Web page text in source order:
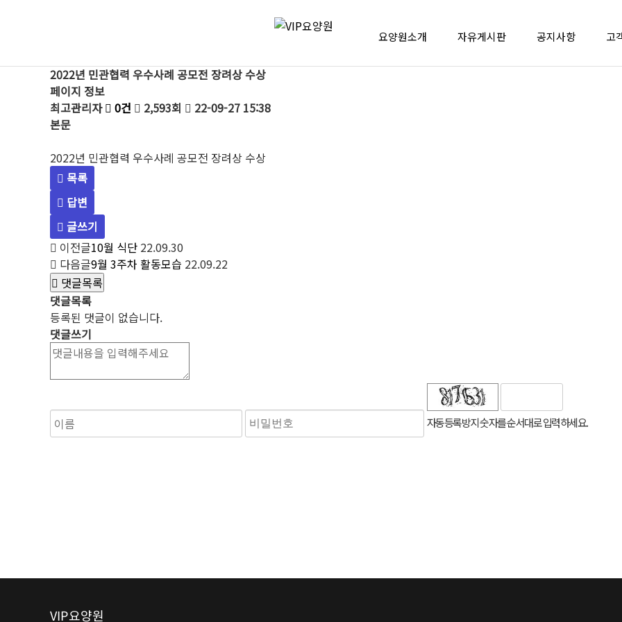
요양원소개 자유게시판 공지사항 고
2022년 민관협력 우수사례 공모전 장려상 수상
페이지 정보
최고관리자
0건 2,593회
22-09-27 15:38
본문
2022년 민관협력 우수사례 공모전 장려상 수상
목록
답변
글쓰기
이전글10월 식단 22.09.30
다음글9월 3주차 활동모습 22.09.22
댓글목록
댓글목록
등록된 댓글이 없습니다.
댓글쓰기
자동등록방지 숫자를 순서대로 입력하세요.
VIP요양원